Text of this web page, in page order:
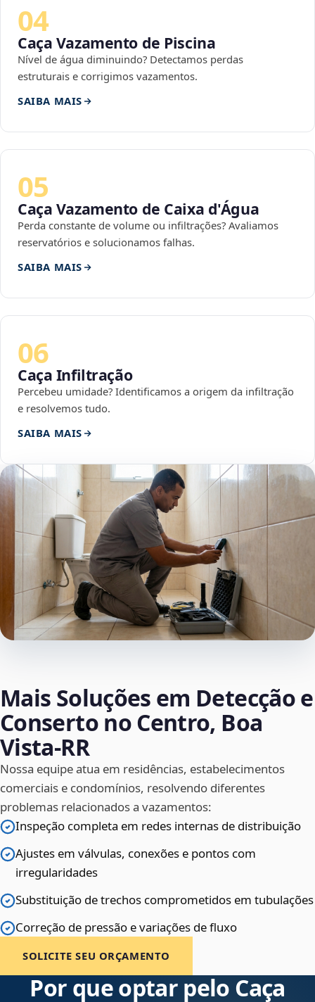
04
Caça Vazamento de Piscina
Nível de água diminuindo? Detectamos perdas
estruturais e corrigimos vazamentos.
SAIBA MAIS
05
Caça Vazamento de Caixa d'Água
Perda constante de volume ou infiltrações? Avaliamos
reservatórios e solucionamos falhas.
SAIBA MAIS
06
Caça Infiltração
Percebeu umidade? Identificamos a origem da infiltração
e resolvemos tudo.
SAIBA MAIS
Mais Soluções em Detecção e
Conserto no Centro, Boa
Vista‑RR
Nossa equipe atua em residências, estabelecimentos
comerciais e condomínios, resolvendo diferentes
problemas relacionados a vazamentos:
Inspeção completa em redes internas de distribuição
Ajustes em válvulas, conexões e pontos com
irregularidades
Substituição de trechos comprometidos em tubulações
Correção de pressão e variações de fluxo
SOLICITE SEU ORÇAMENTO
Por que optar pelo Caça